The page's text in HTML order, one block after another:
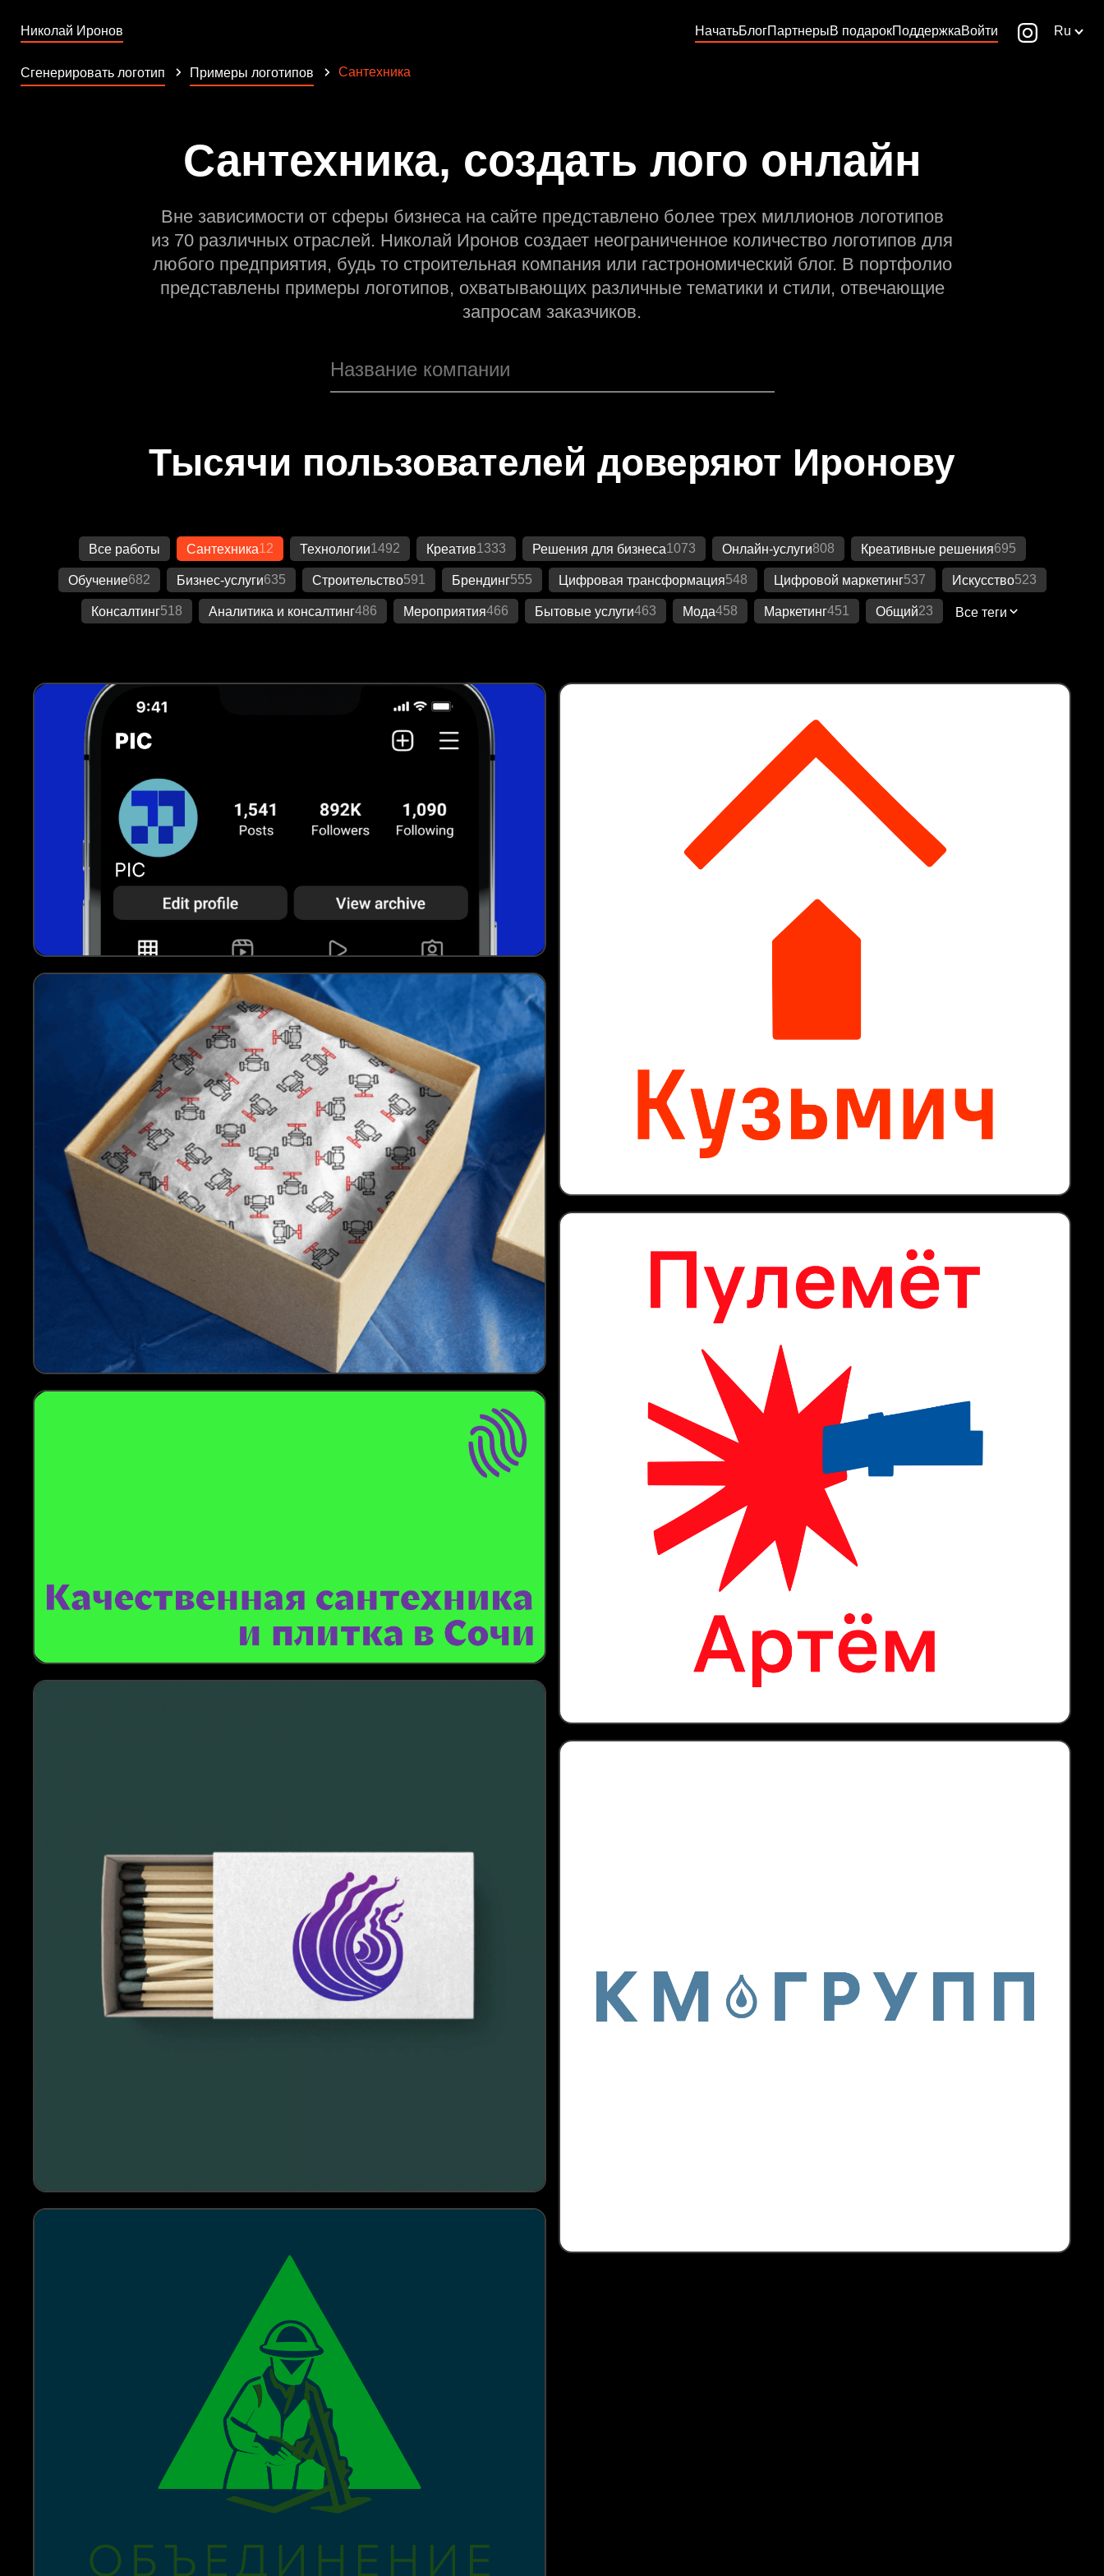
Николай Иронов НачатьБлогПартнерыВ подарокПоддержкаВойти Ru
Сгенерировать логотип Примеры логотипов Сантехника
Сантехника, создать лого онлайн
Вне зависимости от сферы бизнеса на сайте представлено более трех миллионов логотипов
из 70 различных отраслей. Николай Иронов создает неограниченное количество логотипов для
любого предприятия, будь то строительная компания или гастрономический блог. В портфолио
представлены примеры логотипов, охватывающих различные тематики и стили, отвечающие
запросам заказчиков.
Тысячи пользователей доверяют Иронову
Все работы Сантехника12 Технологии1492 Креатив1333 Решения для бизнеса1073 Онлайн-услуги808 Креативные решения695
Обучение682 Бизнес-услуги635 Строительство591 Брендинг555 Цифровая трансформация548 Цифровой маркетинг537 Искусство523
Консалтинг518 Аналитика и консалтинг486 Мероприятия466 Бытовые услуги463 Мода458 Маркетинг451 Общий23 Все теги